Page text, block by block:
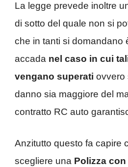
La legge prevede inoltre
di sotto del quale non si
che in tanti si domandano
accada nel caso in cui
vengano superati ovvero
danno sia maggiore del
contratto RC auto
Anzitutto questo fa capire
scegliere una Polizza